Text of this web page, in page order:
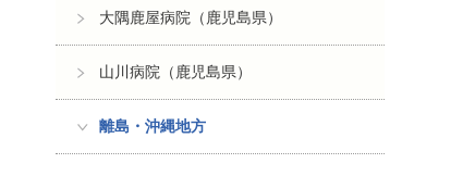
大隅鹿屋病院（鹿児島県）
山川病院（鹿児島県）
離島・沖縄地方